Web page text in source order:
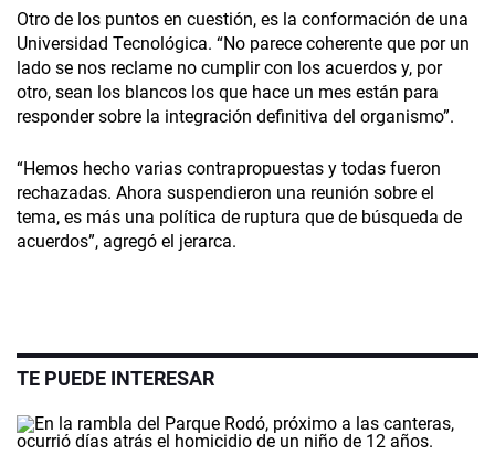
Otro de los puntos en cuestión, es la conformación de una
Universidad Tecnológica. “No parece coherente que por un
lado se nos reclame no cumplir con los acuerdos y, por
otro, sean los blancos los que hace un mes están para
responder sobre la integración definitiva del organismo”.
“Hemos hecho varias contrapropuestas y todas fueron
rechazadas. Ahora suspendieron una reunión sobre el
tema, es más una política de ruptura que de búsqueda de
acuerdos”, agregó el jerarca.
TE PUEDE INTERESAR